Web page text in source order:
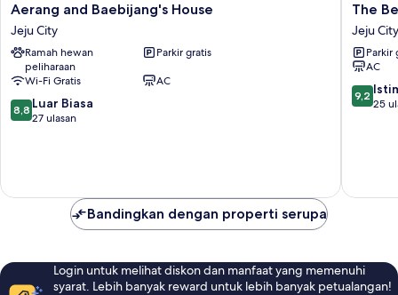
Aerang
and
Baebijang's
House
Jeju
City
Aerang and Baebijang's House
Jeju City
Ramah hewan
peliharaan
Parkir gratis
Wi-Fi Gratis
AC
8.8
dari
ulasan
8,8 Luar Biasa
27 ulasan
The
Beach
Pension
Jeju
City
The
Jeju City
Parkir
AC
9.2
dari
9,2
25
Bandingkan dengan properti serupa
Login untuk melihat diskon dan manfaat yang memenuhi
syarat. Lebih banyak reward untuk lebih banyak petualangan!